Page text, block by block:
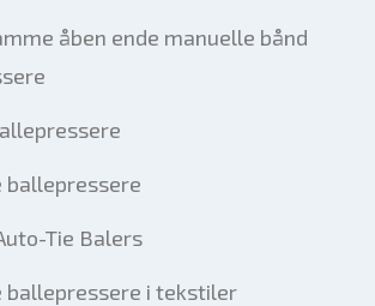
åben ende manuelle bånd
Tie Balers
ballepressere i tekstiler